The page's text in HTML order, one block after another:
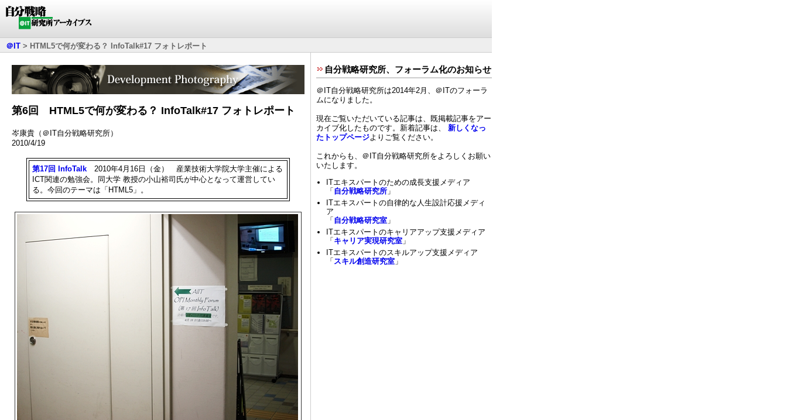
＠IT > HTML5で何が変わる？ InfoTalk#17 フォトレポート
第6回 HTML5で何が変わる？ InfoTalk#17 フォトレポート
岑康貴（＠IT自分戦略研究所）
2010/4/19
第17回 InfoTalk 2010年4月16日（金） 産業技術大学院大学主催による
ICT関連の勉強会。同大学 教授の小山裕司氏が中心となって運営してい
る。今回のテーマは「HTML5」。
自分戦略研究所、フォーラム化のお知らせ
＠IT自分戦略研究所は2014年2月、＠ITのフォーラ
ムになりました。
現在ご覧いただいている記事は、既掲載記事をアー
カイブ化したものです。新着記事は、 新しくなっ
たトップページよりご覧ください。
これからも、＠IT自分戦略研究所をよろしくお願い
いたします。
ITエキスパートのための成長支援メディア
「 自分戦略研究所 」
ITエキスパートの自律的な人生設計応援メディ
ア
「 自分戦略研究室 」
ITエキスパートのキャリアアップ支援メディア
「 キャリア実現研究室 」
ITエキスパートのスキルアップ支援メディア
「 スキル創造研究室 」